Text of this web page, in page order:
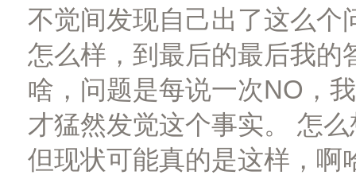
不觉间发现自己出了这么个
怎么样，到最后的最后我的
啥，问题是每说一次NO，
才猛然发觉这个事实。 怎
但现状可能真的是这样，啊